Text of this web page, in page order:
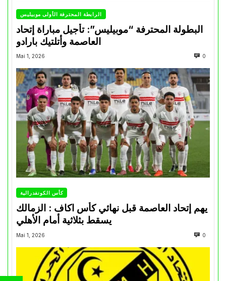
الرابطة المحترفة الأولى موبيليس
البطولة المحترفة “موبيليس”: تأجيل مباراة إتحاد
العاصمة وأتلتيك بارادو
Mai 1, 2026 0
كأس الكونفدرالية
يهم إتحاد العاصمة قبل نهائي كأس اكاف : الزمالك
Mai 1, 2026 0